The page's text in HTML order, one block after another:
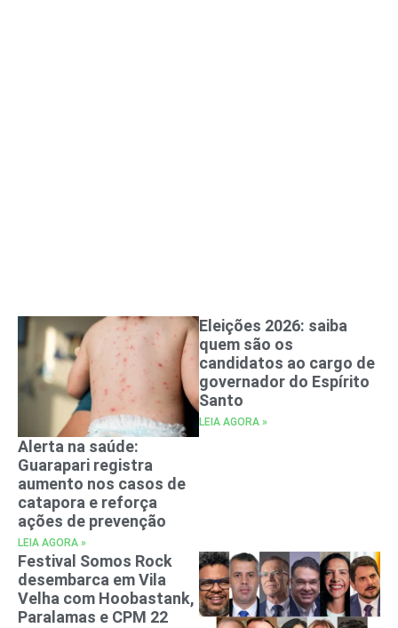
Alerta na saúde:
Guarapari registra
aumento nos casos de
catapora e reforça
ações de prevenção
LEIA AGORA »
Eleições 2026: saiba
quem são os
candidatos ao cargo de
governador do Espírito
Santo
LEIA AGORA »
Festival Somos Rock
desembarca em Vila
Velha com Hoobastank,
Paralamas e CPM 22